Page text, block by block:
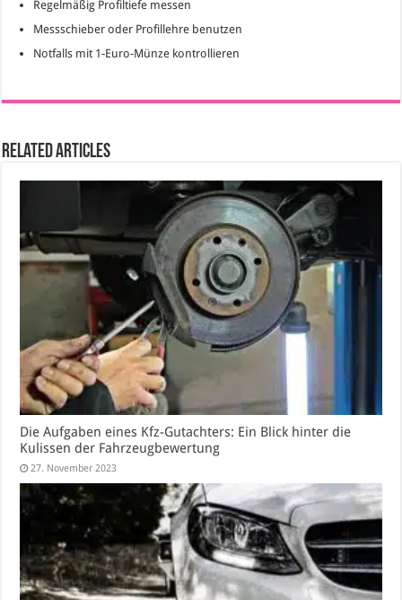
Regelmäßig Profiltiefe messen
Messschieber oder Profillehre benutzen
Notfalls mit 1-Euro-Münze kontrollieren
Related Articles
Die Aufgaben eines Kfz-Gutachters: Ein Blick hinter die
Kulissen der Fahrzeugbewertung
27. November 2023